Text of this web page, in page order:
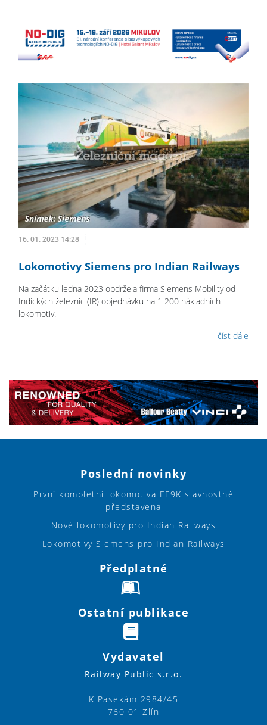
16. 01. 2023 14:28
Lokomotivy Siemens pro Indian Railways
Na začátku ledna 2023 obdržela firma Siemens Mobility od
Indických železnic (IR) objednávku na 1 200 nákladních
lokomotiv.
číst dále
Poslední novinky
První kompletní lokomotiva EF9K slavnostně
představena
Nové lokomotivy pro Indian Railways
Lokomotivy Siemens pro Indian Railways
Předplatné
Ostatní publikace
Vydavatel
Railway Public s.r.o.
K Pasekám 2984/45
760 01 Zlín